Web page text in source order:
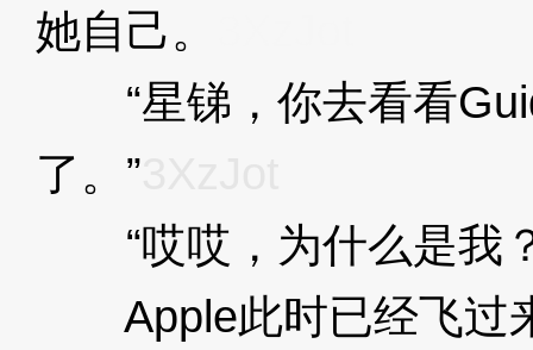
她自己。
“星锑，你去看看
了。”
“哎哎，为什么是我
Apple此时已经飞过